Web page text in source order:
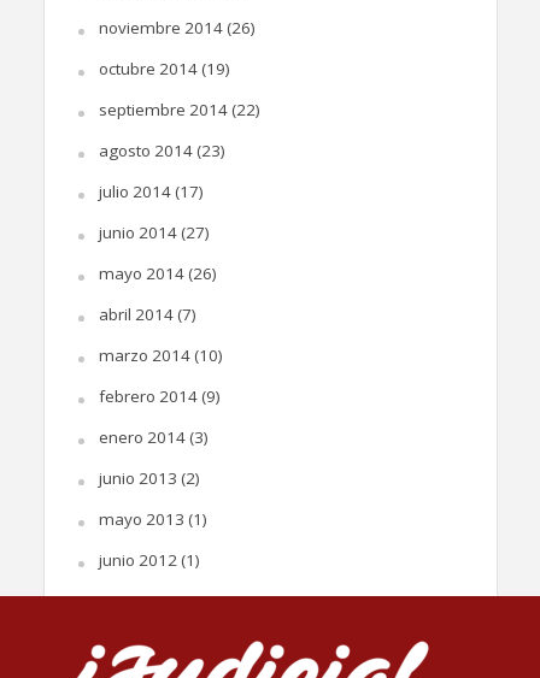
noviembre 2014(26)
octubre 2014(19)
septiembre 2014(22)
agosto 2014(23)
julio 2014(17)
junio 2014(27)
mayo 2014(26)
abril 2014(7)
marzo 2014(10)
febrero 2014(9)
enero 2014(3)
junio 2013 (2)
mayo 2013 (1)
junio 2012(1)